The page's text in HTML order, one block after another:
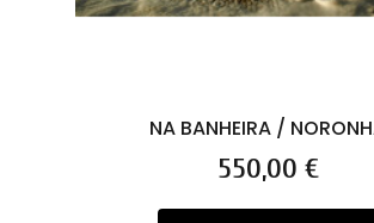
NA BANHEIRA /
Prix
550,00 €